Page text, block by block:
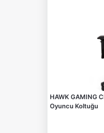
HAWK GAMING
Oyuncu Koltuğu